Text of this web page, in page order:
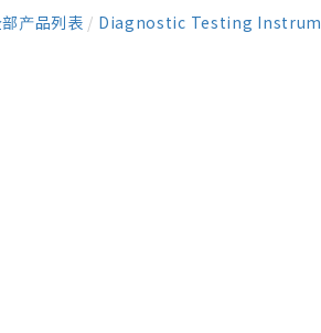
产品列表 / Diagnostic Testing